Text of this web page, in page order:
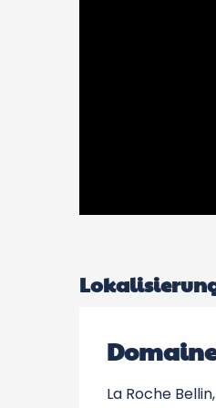
La Roche